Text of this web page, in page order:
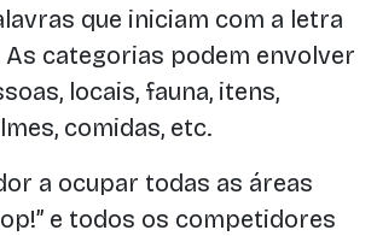
que iniciam com a letra
categorias podem envolver
locais, fauna, itens,
comidas, etc.
a ocupar todas as áreas
e todos os competidores